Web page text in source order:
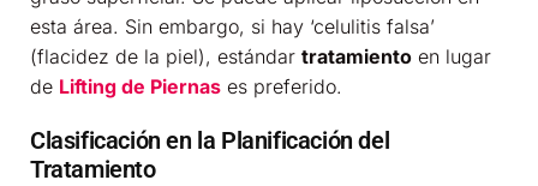
esta área. Sin embargo, si hay ‘celulitis falsa’
(flacidez de la piel), estándar tratamiento en lugar
de Lifting de Piernas es preferido.
Clasificación en la Planificación del
Tratamiento